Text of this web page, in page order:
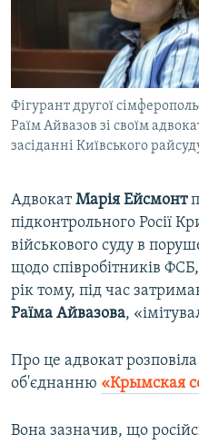
СВІДЧЕННЯ ОКУПАЦІЇ
УКРАЇНСЬКА ПРОБЛЕМА КРИМУ
ІНФОГРАФІКА
Qırımtatar
Фігурант другої
Раїм Айвазов зі своїм
засіданні Київського
АдвокатМарія Ейсмонт
підконтрольного Росії
військового суду в
щодо співробітників
рік тому, під час
Раїма Айвазова,
Про це адвокат
об'єднанню «Крымская
Вона зазначив, що